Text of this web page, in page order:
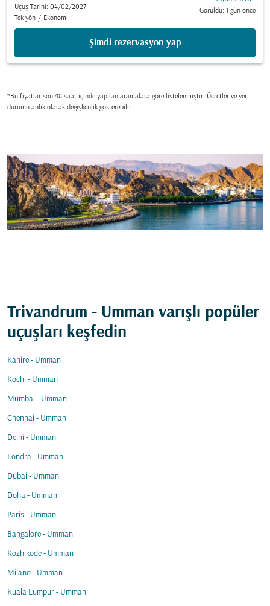
Uçuş Tarihi: 04/02/2027
Tek yön / Ekonomi
Görüldü: 1 gün önce
Şimdi rezervasyon yap
*Bu fiyatlar son 48 saat içinde yapılan aramalara gore listelenmiştir. Ücretler ve yer
durumu anlık olarak değişkenlik gösterebilir.
Trivandrum - Umman varışlı popüler
uçuşları keşfedin
Kahire - Umman
Kochi - Umman
Mumbai - Umman
Chennai - Umman
Delhi - Umman
Londra - Umman
Dubai - Umman
Doha - Umman
Paris - Umman
Bangalore - Umman
Kozhikode - Umman
Milano - Umman
Kuala Lumpur - Umman